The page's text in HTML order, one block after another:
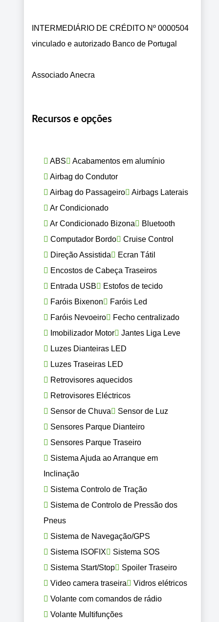
INTERMEDIÁRIO DE CRÉDITO Nº 0000504
vinculado e autorizado Banco de Portugal
Associado Anecra
Recursos e opções
ABS
Acabamentos em alumínio
Airbag do Condutor
Airbag do Passageiro
Airbags Laterais
Ar Condicionado
Ar Condicionado Bizona
Bluetooth
Computador Bordo
Cruise Control
Direção Assistida
Ecran Tátil
Encostos de Cabeça Traseiros
Entrada USB
Estofos de tecido
Faróis Bixenon
Faróis Led
Faróis Nevoeiro
Fecho centralizado
Imobilizador Motor
Jantes Liga Leve
Luzes Dianteiras LED
Luzes Traseiras LED
Retrovisores aquecidos
Retrovisores Eléctricos
Sensor de Chuva
Sensor de Luz
Sensores Parque Dianteiro
Sensores Parque Traseiro
Sistema Ajuda ao Arranque em
Inclinação
Sistema Controlo de Tração
Sistema de Controlo de Pressão dos
Pneus
Sistema de Navegação/GPS
Sistema ISOFIX
Sistema SOS
Sistema Start/Stop
Spoiler Traseiro
Video camera traseira
Vidros elétricos
Volante com comandos de rádio
Volante Multifunções